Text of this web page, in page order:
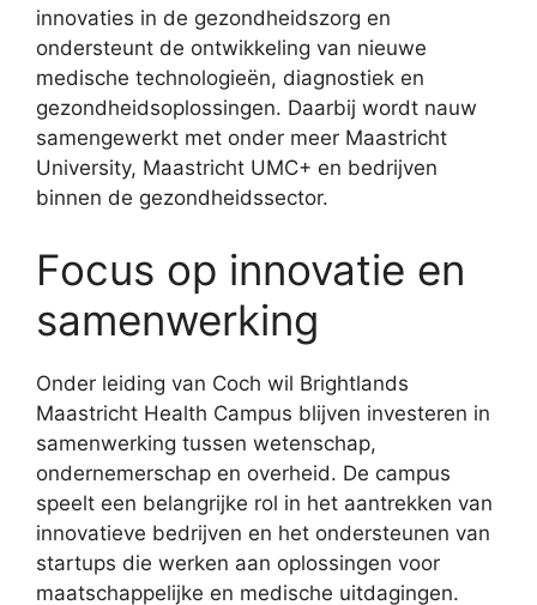
innovaties in de gezondheidszorg en
ondersteunt de ontwikkeling van nieuwe
medische technologieën, diagnostiek en
gezondheidsoplossingen. Daarbij wordt nauw
samengewerkt met onder meer Maastricht
University, Maastricht UMC+ en bedrijven
binnen de gezondheidssector.
Focus op innovatie en
samenwerking
Onder leiding van Coch wil Brightlands
Maastricht Health Campus blijven investeren in
samenwerking tussen wetenschap,
ondernemerschap en overheid. De campus
speelt een belangrijke rol in het aantrekken van
innovatieve bedrijven en het ondersteunen van
startups die werken aan oplossingen voor
maatschappelijke en medische uitdagingen.